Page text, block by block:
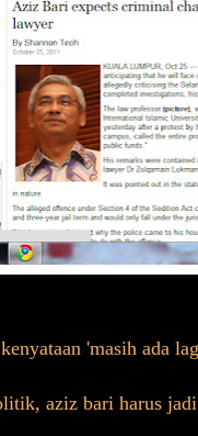
'masih ada
aziz bari harus